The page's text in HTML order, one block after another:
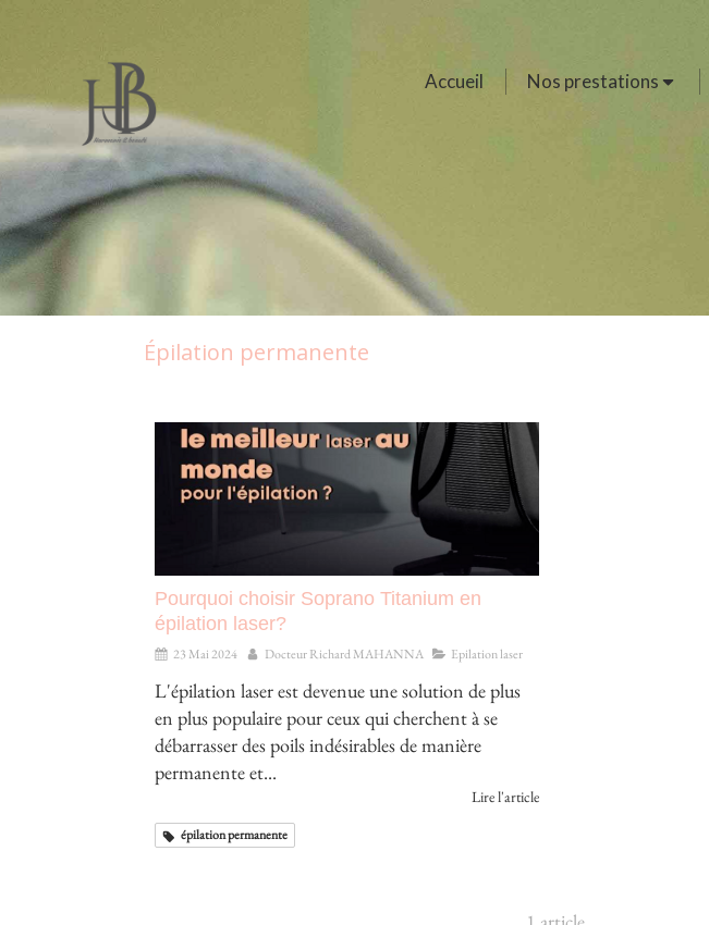
Accueil Nos prestations
Épilation permanente
Pourquoi choisir Soprano Titanium en
épilation laser?
23 Mai 2024 Docteur Richard MAHANNA Epilation laser
L'épilation laser est devenue une solution de plus
en plus populaire pour ceux qui cherchent à se
débarrasser des poils indésirables de manière
permanente et...
Lire l'article
épilation permanente